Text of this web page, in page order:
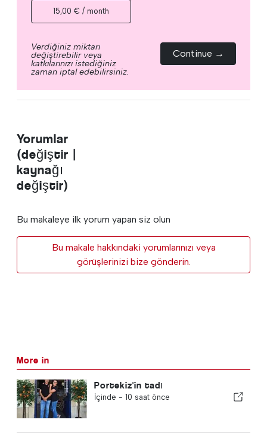
15,00 € / month
Verdiğiniz miktarı
değiştirebilir veya
katkılarınızı istediğiniz
zaman iptal edebilirsiniz.
Continue →
Yorumlar
(değiştir |
kaynağı
değiştir)
Bu makaleye ilk yorum yapan siz olun
Bu makale hakkındaki yorumlarınızı veya
görüşlerinizi bize gönderin.
More in
Portekiz'in tadı
İçinde - 10 saat önce